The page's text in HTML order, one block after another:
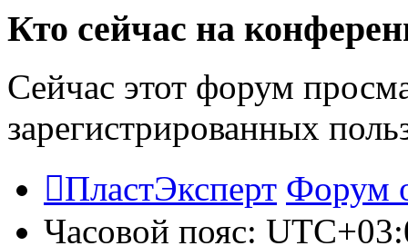
Кто сейчас на
Сейчас этот форум
зарегистрированных
ПластЭксперт Форум
Часовой пояс: